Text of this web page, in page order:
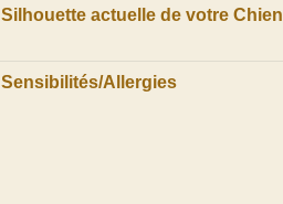
Silhouette actuelle de votre Chien
Sensibilités/Allergies